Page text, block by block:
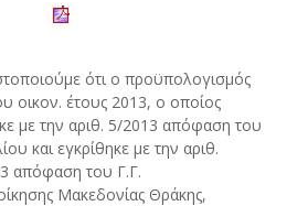
ότι ο προϋπολογισμός
οικον. έτους 2013, ο οποίος
με την αριθ. 5/2013 απόφαση του
και εγκρίθηκε με την αριθ.
απόφαση του Γ.Γ.
Μακεδονίας Θράκης,